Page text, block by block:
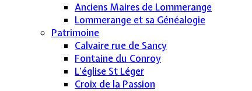
Anciens Maires de Lommerange
Lommerange et sa Généalogie
Patrimoine
Calvaire rue de Sancy
Fontaine du Conroy
L'église St Léger
Croix de la Passion